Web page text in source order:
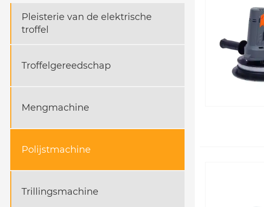
Pleisterie van de elektrische
troffel
Troffelgereedschap
Mengmachine
Polijstmachine
Trillingsmachine